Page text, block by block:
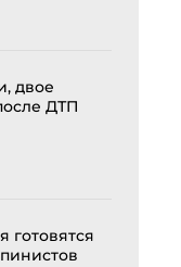
двое
ДТП
готовятся